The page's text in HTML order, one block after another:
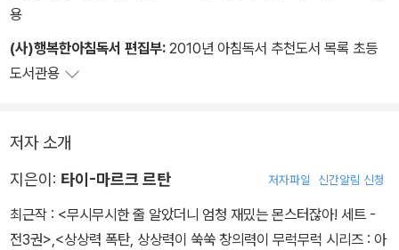
다. 아이들은 피에르에게 옷차림이 좀 다르다든가, 장화가 멋있다는
등의 말로 인사를 한다.
하고 일부러 활발하게 발표를 하는 등 적극적으로 보내지만 쉬는 시
다. 거기서 피에르는 어느 여자 아이를 만나게 되는데...
알몸으로 학교를 간다는 재미있는 발상, 곳곳에 숨겨둔 피에르에 대
용
(사)행복한아침독서 편집부: 2010년 아침독서 추천도서 목록 초등
도서관용
저자 소개
지은이: 타이-마르크 르탄 저자파일 신간알림 신청
최근작 : <무시무시한 줄 알았더니 엄청 재밌는 몬스터잖아! 세트 -
전3권>,<상상력 폭탄, 상상력이 쑥쑥 창의력이 무럭무럭 시리즈 : 아